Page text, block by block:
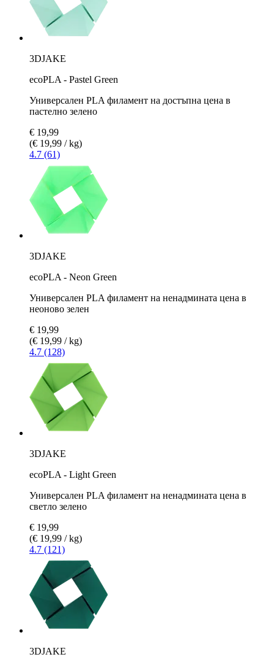
3DJAKE
ecoPLA - Pastel Green
Универсален PLA филамент на достъпна цена в
пастелно зелено
€ 19,99
(€ 19,99 / kg)
4.7 (61)
3DJAKE
ecoPLA - Neon Green
Универсален PLA филамент на ненадмината цена в
неоново зелен
€ 19,99
(€ 19,99 / kg)
4.7 (128)
3DJAKE
ecoPLA - Light Green
Универсален PLA филамент на ненадмината цена в
светло зелено
€ 19,99
(€ 19,99 / kg)
4.7 (121)
3DJAKE